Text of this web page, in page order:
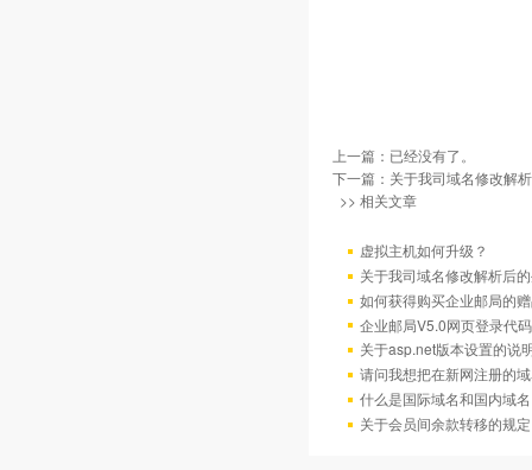
上一篇：已经没有了。
下一篇： 关于我司域名修改解
>> 相关文章
虚拟主机如何升级？
关于我司域名修改解析后
如何获得购买企业邮局的
企业邮局V5.0网页登录代码
关于asp.net版本设置的说
请问我想把在新网注册的
什么是国际域名和国内域
关于会员间余款转移的规定